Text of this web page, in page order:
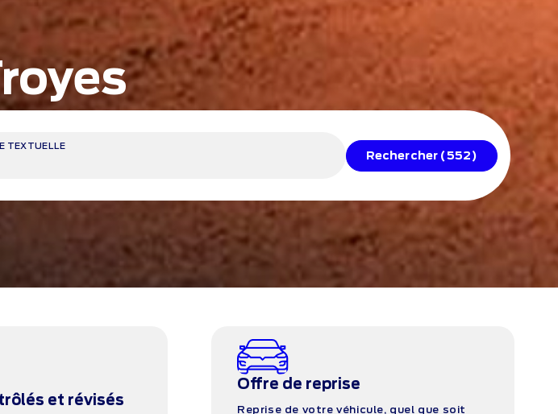
TEXTUELLE
Rechercher (552)
et révisés
Offre de reprise
Reprise de votre véhicule, quel que soit